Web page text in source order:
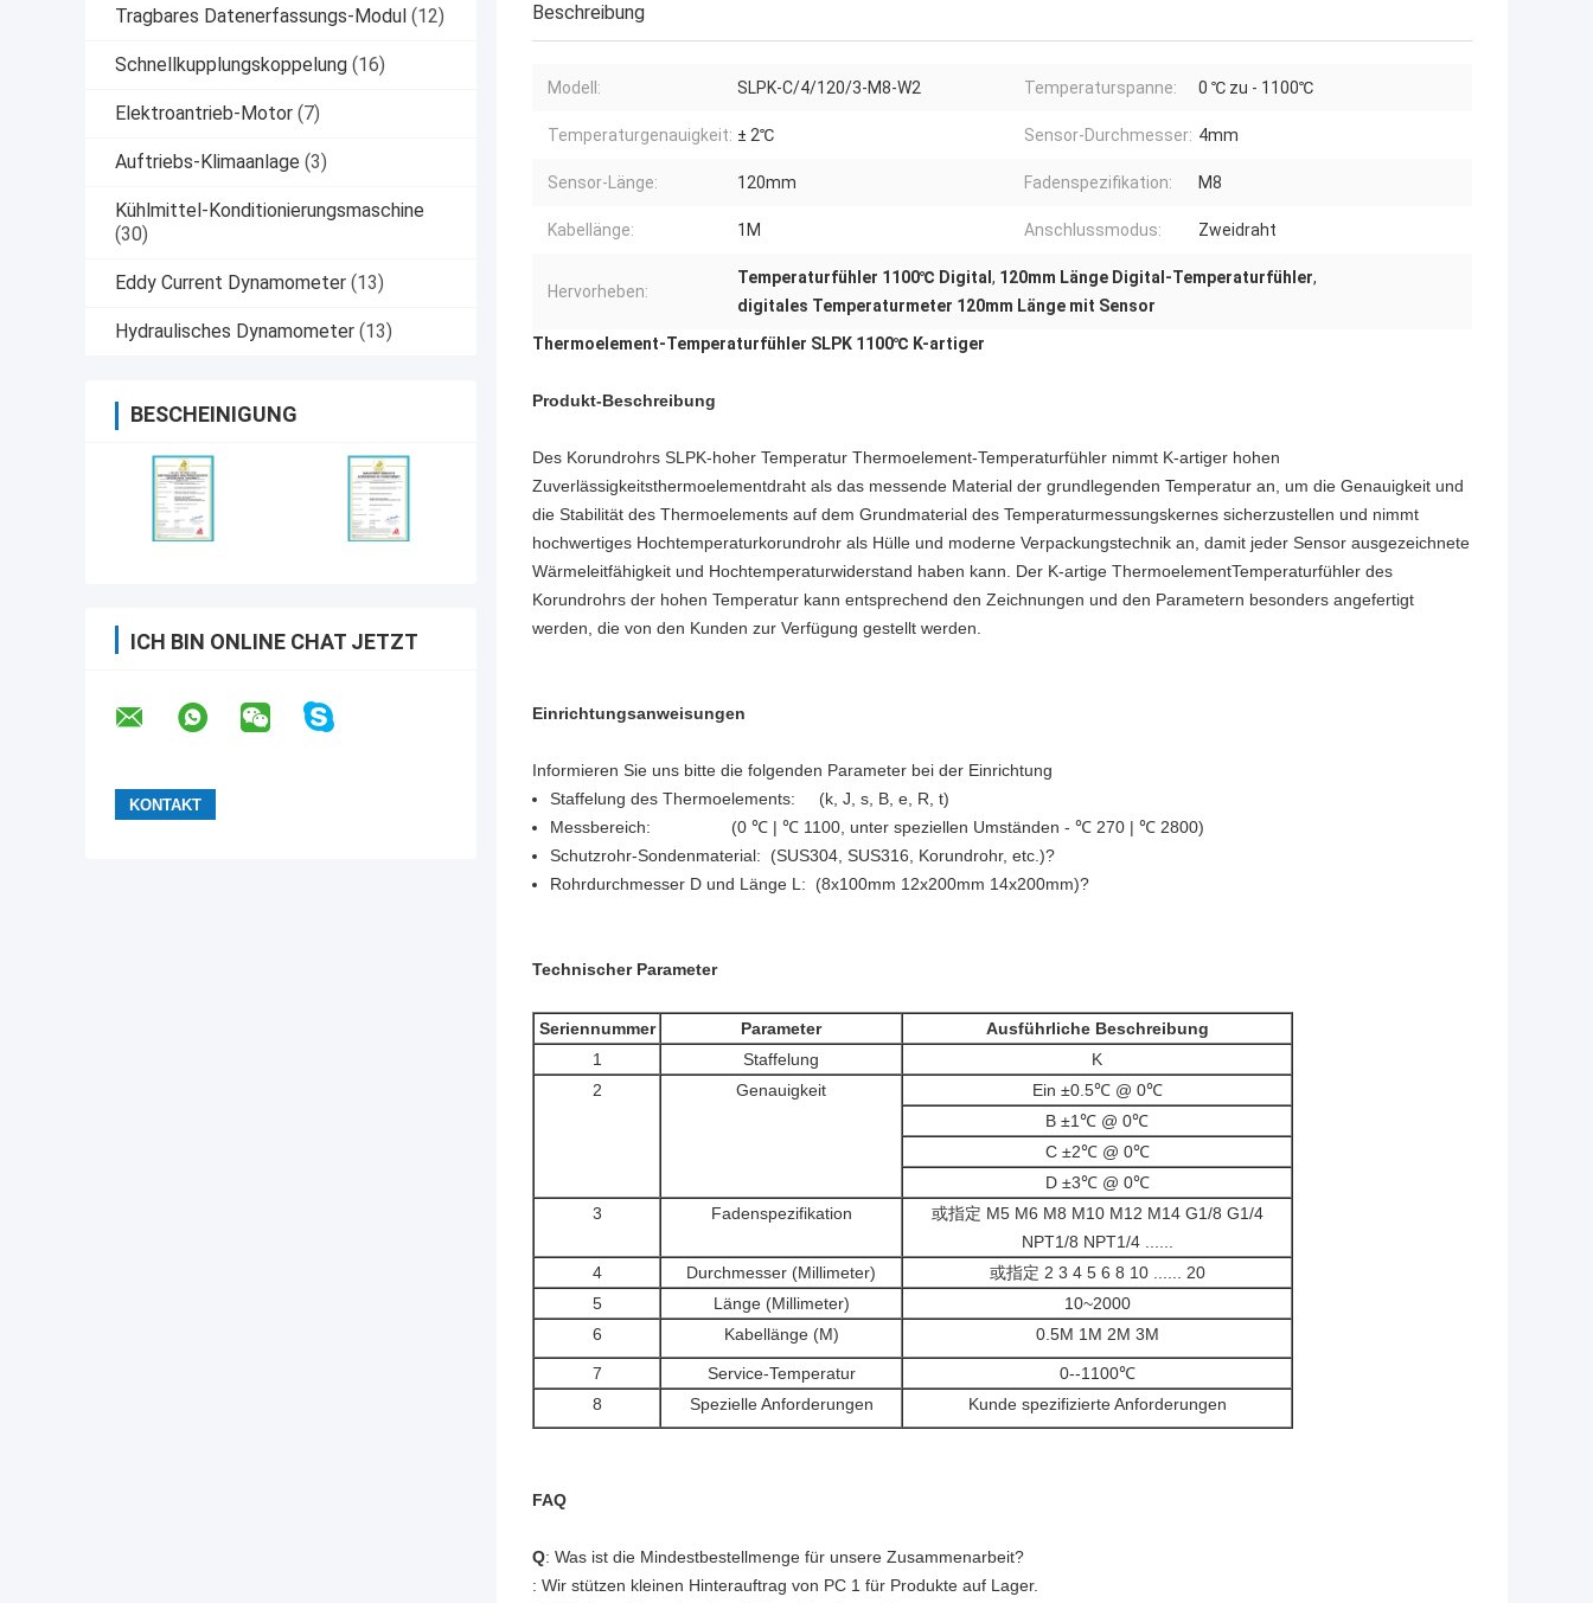
Tragbares Datenerfassungs-Modul (12)
Schnellkupplungskoppelung (16)
Elektroantrieb-Motor (7)
Auftriebs-Klimaanlage (3)
Kühlmittel-Konditionierungsmaschine
(30)
Eddy Current Dynamometer (13)
Hydraulisches Dynamometer (13)
BESCHEINIGUNG
ICH BIN ONLINE CHAT JETZT
Beschreibung
Modell: SLPK-C/4/120/3-M8-W2 Temperaturspanne: 0 ℃ zu - 1100℃
Temperaturgenauigkeit: ± 2℃ Sensor-Durchmesser: 4mm
Sensor-Länge: 120mm Fadenspezifikation: M8
Kabellänge: 1M Anschlussmodus: Zweidraht
Hervorheben:
Temperaturfühler 1100℃ Digital , 120mm Länge Digital-Temperaturfühler,
digitales Temperaturmeter 120mm Länge mit Sensor
Thermoelement-Temperaturfühler SLPK 1100℃ K-artiger
Produkt-Beschreibung
Des Korundrohrs SLPK-hoher Temperatur Thermoelement-Temperaturfühler nimmt K-artiger hohen
Zuverlässigkeitsthermoelementdraht als das messende Material der grundlegenden Temperatur an, um die Genauigkeit und
die Stabilität des Thermoelements auf dem Grundmaterial des Temperaturmessungskernes sicherzustellen und nimmt
hochwertiges Hochtemperaturkorundrohr als Hülle und moderne Verpackungstechnik an, damit jeder Sensor ausgezeichnete
Wärmeleitfähigkeit und Hochtemperaturwiderstand haben kann. Der K-artige ThermoelementTemperaturfühler des
Korundrohrs der hohen Temperatur kann entsprechend den Zeichnungen und den Parametern besonders angefertigt
werden, die von den Kunden zur Verfügung gestellt werden.
Einrichtungsanweisungen
Informieren Sie uns bitte die folgenden Parameter bei der Einrichtung
Staffelung des Thermoelements: (k, J, s, B, e, R, t)
Messbereich: (0 ℃ | ℃ 1100, unter speziellen Umständen - ℃ 270 | ℃ 2800)
Schutzrohr-Sondenmaterial: (SUS304, SUS316, Korundrohr, etc.)?
Rohrdurchmesser D und Länge L: (8x100mm 12x200mm 14x200mm)?
Technischer Parameter
Seriennummer Parameter
Ausführliche Beschreibung
1
Staffelung
K
2
Genauigkeit
Ein ±0.5℃ @ 0℃
B ±1℃ @ 0℃
C ±2℃ @ 0℃
D ±3℃ @ 0℃
3
Fadenspezifikation
或指定 M5 M6 M8 M10 M12 M14 G1/8 G1/4
NPT1/8 NPT1/4 ......
4
Durchmesser (Millimeter)
或指定 2 3 4 5 6 8 10 ...... 20
5
Länge (Millimeter)
10~2000
6
Kabellänge (M) 0.5M 1M 2M 3M
7 Service-Temperatur
0--1100℃
8
Spezielle Anforderungen Kunde spezifizierte Anforderungen
FAQ
Q: Was ist die Mindestbestellmenge für unsere Zusammenarbeit?
: Wir stützen kleinen Hinterauftrag von PC 1 für Produkte auf Lager.